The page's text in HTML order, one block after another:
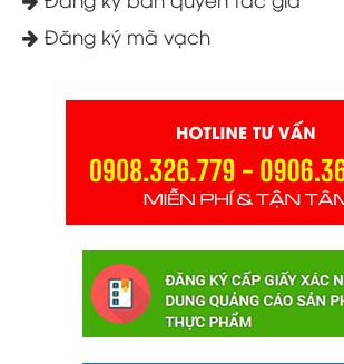
Đăng ký mã vạch